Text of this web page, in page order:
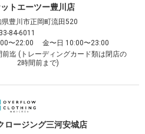
トエーツー豊川店
県豊川市正岡町流田520
84-6011
〜22:00 金〜日 10:00〜23:00
前迄 (トレーディングカード類は閉店の
2時間前まで)
ロージング三河安城店